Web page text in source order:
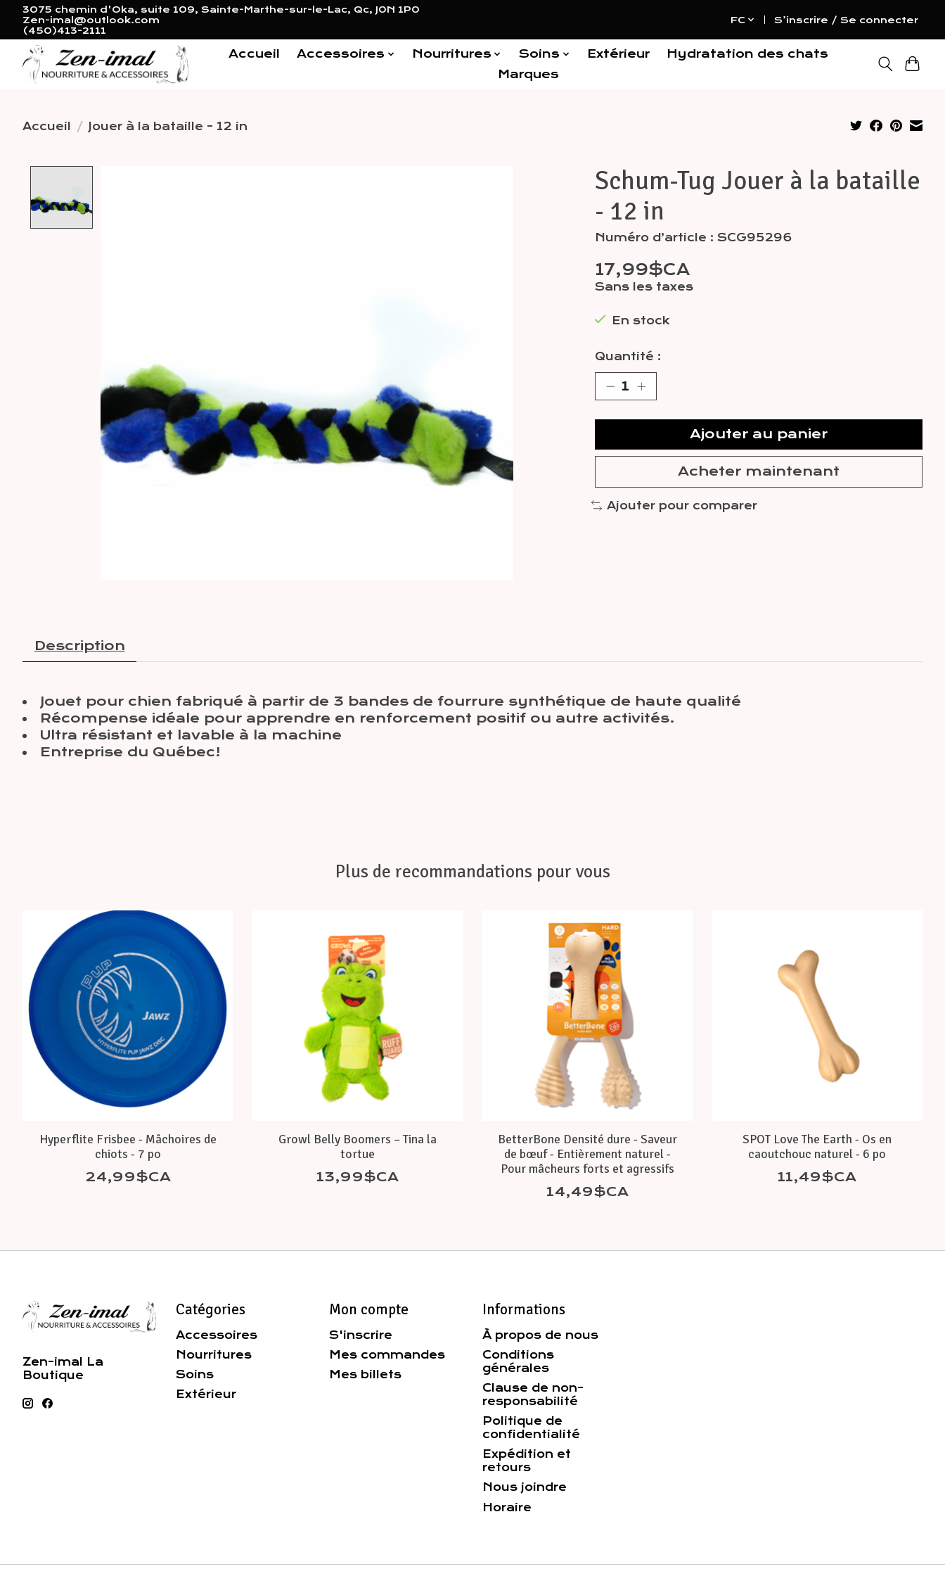
3075 chemin d'Oka, suite 109, Sainte-Marthe-sur-le-Lac, Qc, J0N 1P0
Zen-imal@outlook.com
(450)413-2111
FC S’inscrire / Se connecter
Accueil Accessoires Nourritures Soins Extérieur
Hydratation des chats
Marques
Accueil / Jouer à la bataille - 12 in
Schum-Tug Jouer à la bataille
- 12 in
Numéro d’article : SCG95296
17,99$CA
Sans les taxes
En stock
Quantité :
Ajouter au panier
Acheter maintenant
Ajouter pour comparer
Description
Jouet pour chien fabriqué à partir de 3 bandes de fourrure synthétique de haute qualité
Récompense idéale pour apprendre en renforcement positif ou autre activités.
Ultra résistant et lavable à la machine
Entreprise du Québec!
Plus de recommandations pour vous
Articles du carrousel de produits
Hyperflite Frisbee - Mâchoires de
chiots - 7 po
24,99$CA
Growl Belly Boomers – Tina la
tortue
13,99$CA
BetterBone Densité dure - Saveur
de bœuf - Entièrement naturel -
Pour mâcheurs forts et agressifs
14,49$CA
SPOT Love The Earth - Os en
caoutchouc naturel - 6 po
11,49$CA
Zen-imal La
Boutique
Catégories
Accessoires
Nourritures
Soins
Extérieur
Mon compte
S'inscrire
Mes commandes
Mes billets
Informations
À propos de nous
Conditions
générales
Clause de non-
responsabilité
Politique de
confidentialité
Expédition et
retours
Nous joindre
Horaire